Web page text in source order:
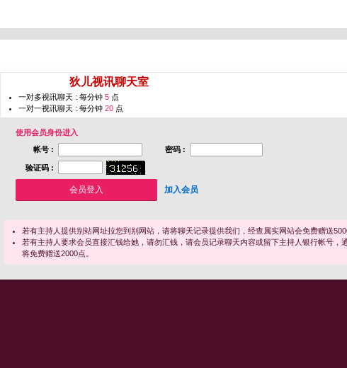
狄儿视讯聊天室
一对多视讯聊天 : 每分钟 5 点
一对一视讯聊天 : 每分钟 20 点
使用会员身份进入
帐号 :
密码 :
验证码 :
加入会员
若有主持人提供别站网址拉您到别网站，请将聊天记录提供我们，经查属实网站会免费赠送
若有主持人要求会员直接汇钱给她，请勿汇钱，请会员记录聊天内容或留下主持人银行帐号，
将免费赠送2000点。